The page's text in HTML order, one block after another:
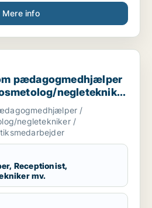
Mere info
/ receptionist /
pædagogmedhjælper
negletekniker
/ butiksmedarbejder
/
negletekniker /
Receptionist,
mv.